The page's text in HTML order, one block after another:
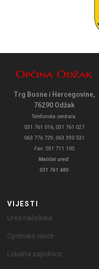
Trg Bosne i Hercegovine,
76290 Odžak
Telefonska centrala:
031 761 016, 031 761 027
063 776 729, 063 390 531
Fax: 031 711 100
Matični ured:
031 761 480
VIJESTI
Ured načelnika
Općinsko vijeće
Lokalna zajednica